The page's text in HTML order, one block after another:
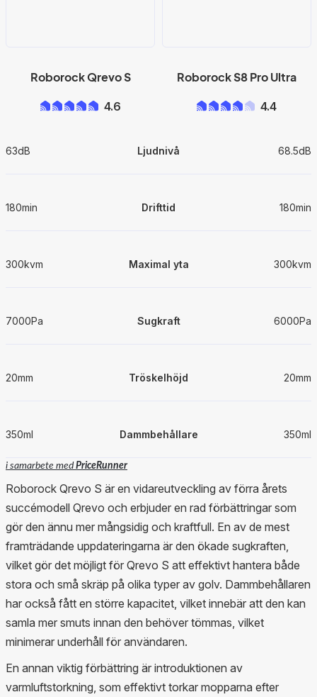
Roborock Qrevo S
4.6
Roborock S8 Pro Ultra
4.4
63dB Ljudnivå 68.5dB
180min Drifttid 180min
300kvm Maximal yta 300kvm
7000Pa Sugkraft 6000Pa
20mm Tröskelhöjd 20mm
350ml Dammbehållare 350ml
i samarbete medPriceRunner
Roborock Qrevo S är en vidareutveckling av förra årets
succémodell Qrevo och erbjuder en rad förbättringar som
gör den ännu mer mångsidig och kraftfull. En av de mest
framträdande uppdateringarna är den ökade sugkraften,
vilket gör det möjligt för Qrevo S att effektivt hantera både
stora och små skräp på olika typer av golv. Dammbehållaren
har också fått en större kapacitet, vilket innebär att den kan
samla mer smuts innan den behöver tömmas, vilket
minimerar underhåll för användaren.
En annan viktig förbättring är introduktionen av
varmluftstorkning, som effektivt torkar mopparna efter